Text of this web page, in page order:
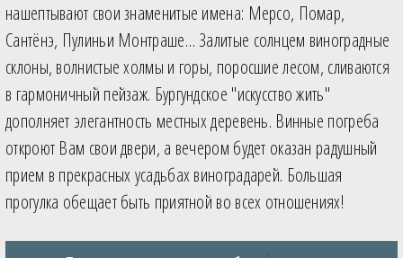
нашептывают свои знаменитые имена: Мерсо, Помар,
Сантёнэ, Пулиньи Монтраше… Залитые солнцем виноградные
склоны, волнистые холмы и горы, поросшие лесом, сливаются
в гармоничный пейзаж. Бургундское "искусство жить"
дополняет элегантность местных деревень. Винные погреба
откроют Вам свои двери, а вечером будет оказан радушный
прием в прекрасных усадьбах виноградарей. Большая
прогулка обещает быть приятной во всех отношениях!